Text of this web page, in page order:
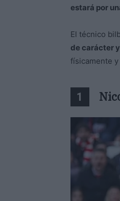
estará por
El técnico
de carácter
físicamente
1